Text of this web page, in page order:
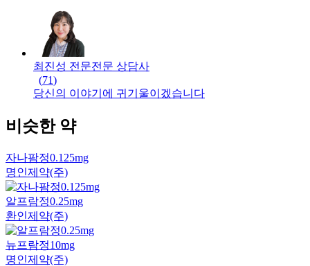
최진성 전문전문 상담사
(71)
당신의 이야기에 귀기울이겠습니다
비슷한 약
자나팜정0.125mg
명인제약(주)
알프람정0.25mg
환인제약(주)
뉴프람정10mg
명인제약(주)